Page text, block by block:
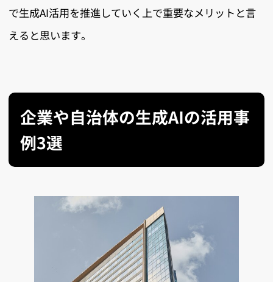
で生成AI活用を推進していく上で重要なメリットと言
えると思います。
企業や自治体の生成AIの活用事
例3選